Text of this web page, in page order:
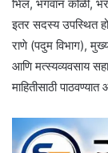
भिल, भगवान कोळी,
इतर सदस्य उपस्थित
राणे (पदुम विभाग),
आणि मत्स्यव्यवसाय
माहितीसाठी